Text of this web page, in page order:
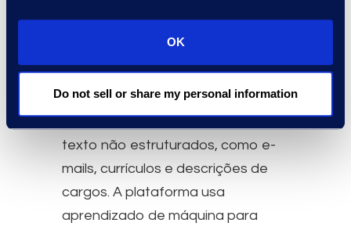
OK
Do not sell or share my personal information
seu potencial máximo,
aprimorando a capacidade do
Epiq Discovery de fornecer insights
e análises avançados de dados de
texto não estruturados, como e-
mails, currículos e descrições de
cargos. A plataforma usa
aprendizado de máquina para